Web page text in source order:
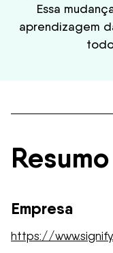
Essa
aprendizagem
Resumo
Empresa
https://